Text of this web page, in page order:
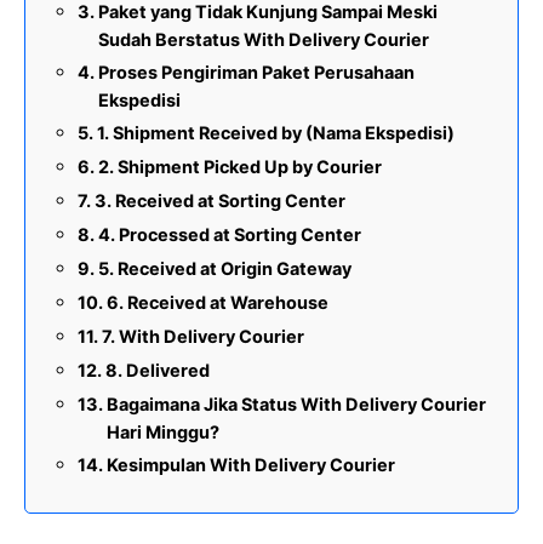
Paket yang Tidak Kunjung Sampai Meski
Sudah Berstatus With Delivery Courier
Proses Pengiriman Paket Perusahaan
Ekspedisi
1. Shipment Received by (Nama Ekspedisi)
2. Shipment Picked Up by Courier
3. Received at Sorting Center
4. Processed at Sorting Center
5. Received at Origin Gateway
6. Received at Warehouse
7. With Delivery Courier
8. Delivered
Bagaimana Jika Status With Delivery Courier
Hari Minggu?
Kesimpulan With Delivery Courier